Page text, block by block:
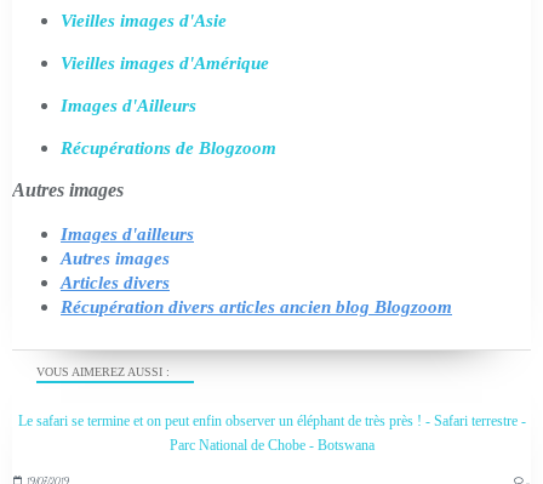
VOUS AIMEREZ AUSSI :
Le safari se termine et on peut enfin observer un éléphant de très près ! - Safari terrestre -
Parc National de Chobe - Botswana
19/07/2019 …
Vieilles images d'Asie
Vieilles images d'Amérique
Images d'Ailleurs
Récupérations de Blogzoom
Autres images
Images d'ailleurs
Autres images
Articles divers
Récupération divers articles ancien blog Blogzoom